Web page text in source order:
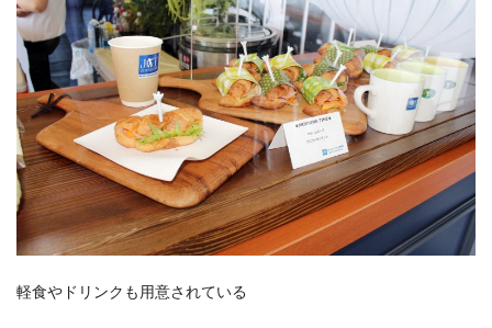
軽食やドリンクも用意されている